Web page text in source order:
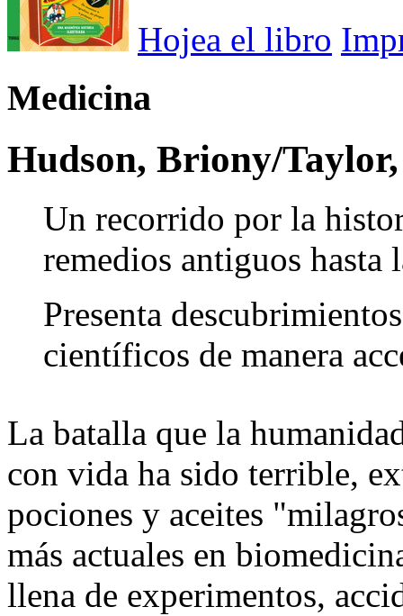
Hojea el libro
Medicina
Hudson, Briony/
Un recorrido por la
remedios antiguos
Presenta
científicos de manera
La batalla que la
con vida ha sido terrible,
pociones y aceites
más actuales en
llena de experimentos,